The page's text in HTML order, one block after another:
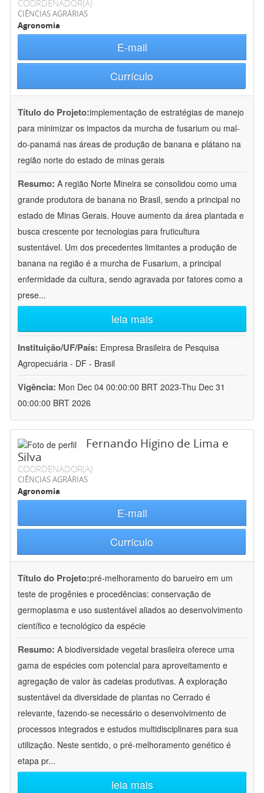
COORDENADOR(A)
CIÊNCIAS AGRÁRIAS
Agronomia
E-mail
Currículo
Título do Projeto:implementação de estratégias de manejo
para minimizar os impactos da murcha de fusarium ou mal-
do-panamá nas áreas de produção de banana e plátano na
região norte do estado de minas gerais
Resumo: A região Norte Mineira se consolidou como uma
grande produtora de banana no Brasil, sendo a principal no
estado de Minas Gerais. Houve aumento da área plantada e
busca crescente por tecnologias para fruticultura
sustentável. Um dos precedentes limitantes a produção de
banana na região é a murcha de Fusarium, a principal
enfermidade da cultura, sendo agravada por fatores como a
prese...
leia mais
Instituição/UF/País: Empresa Brasileira de Pesquisa
Agropecuária - DF - Brasil
Vigência: Mon Dec 04 00:00:00 BRT 2023-Thu Dec 31
00:00:00 BRT 2026
Fernando Higino de Lima e
Silva
COORDENADOR(A)
CIÊNCIAS AGRÁRIAS
Agronomia
E-mail
Currículo
Título do Projeto:pré-melhoramento do barueiro em um
teste de progênies e procedências: conservação de
germoplasma e uso sustentável aliados ao desenvolvimento
científico e tecnológico da espécie
Resumo: A biodiversidade vegetal brasileira oferece uma
gama de espécies com potencial para aproveitamento e
agregação de valor às cadeias produtivas. A exploração
sustentável da diversidade de plantas no Cerrado é
relevante, fazendo-se necessário o desenvolvimento de
processos integrados e estudos multidisciplinares para sua
utilização. Neste sentido, o pré-melhoramento genético é
etapa pr...
leia mais